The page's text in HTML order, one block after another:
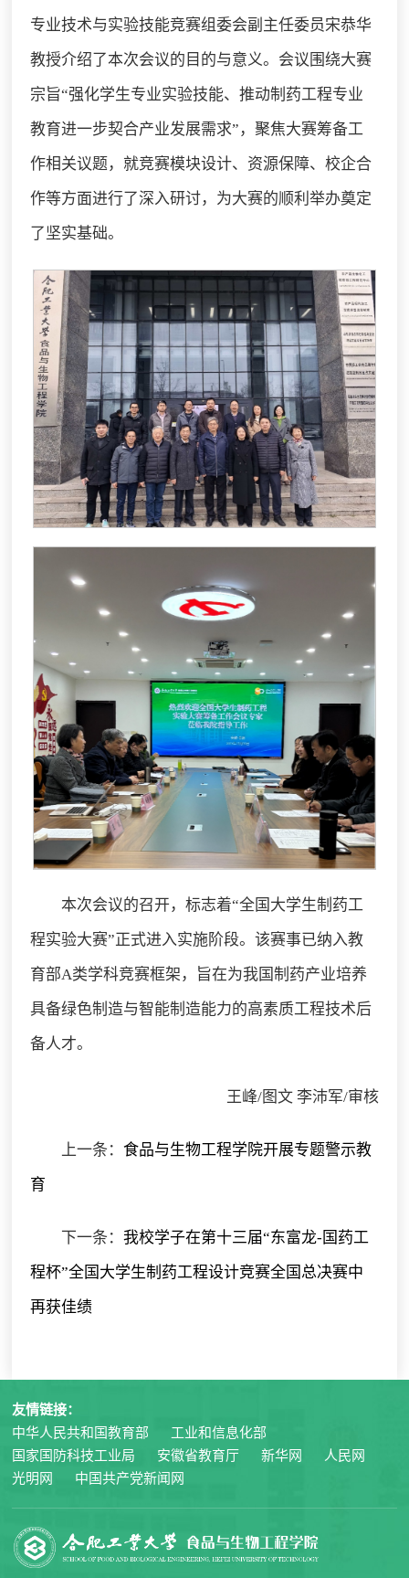
专业技术与实验技能竞赛组委会副主任委员宋恭华
教授介绍了本次会议的目的与意义。会议围绕大赛
宗旨“强化学生专业实验技能、推动制药工程专业
教育进一步契合产业发展需求”，聚焦大赛筹备工
作相关议题，就竞赛模块设计、资源保障、校企合
作等方面进行了深入研讨，为大赛的顺利举办奠定
了坚实基础。
本次会议的召开，标志着“全国大学生制药工
程实验大赛”正式进入实施阶段。该赛事已纳入教
育部A类学科竞赛框架，旨在为我国制药产业培养
具备绿色制造与智能制造能力的高素质工程技术后
备人才。
王峰/图文 李沛军/审核
上一条：食品与生物工程学院开展专题警示教
育
下一条：我校学子在第十三届“东富龙-国药工
程杯”全国大学生制药工程设计竞赛全国总决赛中
再获佳绩
友情链接：
中华人民共和国教育部
工业和信息化部
国家国防科技工业局
安徽省教育厅 新华网
人民网
光明网
中国共产党新闻网